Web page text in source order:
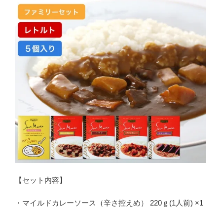
【セット内容】
・マイルドカレーソース（辛さ控えめ） 220ｇ(1人前) ×1